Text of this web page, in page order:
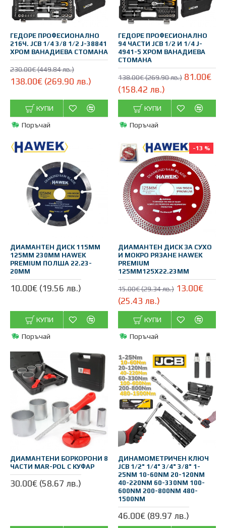
ГЕДОРЕ ПРОФЕСИОНАЛНО
216Ч. JCB 1/4 3/8 1/2 J-38841
ХРОМ ВАНАДИЕВА СТОМАНА
230.00€ (449.84 лв.)
138.00€ (269.90 лв.)
КУПИ
Поръчай
ГЕДОРЕ ПРОФЕСИОНАЛНО
94 ЧАСТИ JCB 1/2 И 1/4 J-
4941-5 ХРОМ ВАНАДИЕВА
СТОМАНА
138.00€ (269.90 лв.) 81.00€
(158.42 лв.)
КУПИ
Поръчай
ДИАМАНТЕН ДИСК 115ММ
125ММ 230ММ HAWEK
PREMIUM ПОЛША 22.23-
20ММ
10.00€ (19.56 лв.)
КУПИ
Поръчай
-13 %
ДИАМАНТЕН ДИСК ЗА СУХО
И МОКРО РЯЗАНЕ HAWEK
PREMIUM
125ММ125Х22.23MM
15.00€ (29.34 лв.) 13.00€
(25.43 лв.)
КУПИ
Поръчай
ДИАМАНТЕНИ БОРКОРОНИ 8
ЧАСТИ MAR-POL С КУФАР
30.00€ (58.67 лв.)
ДИНАМОМЕТРИЧЕН КЛЮЧ
JCB 1/2" 1/4" 3/4" 3/8" 1-
25NM 10-60NM 20-120NM
40-220NM 60-330NM 100-
600NM 200-800NM 480-
1500NM
46.00€ (89.97 лв.)